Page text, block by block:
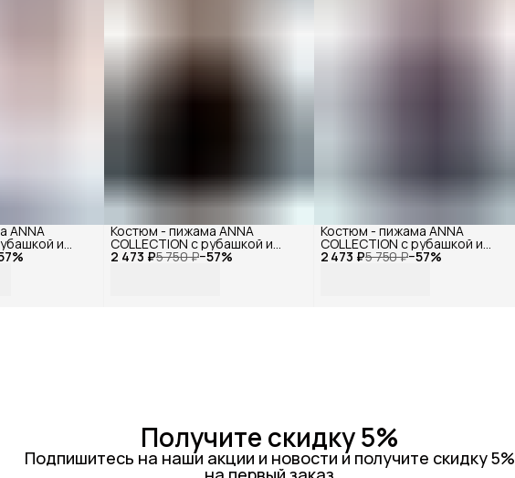
%
ANNA
и
(100% 2 473 ₽5 750 ₽−57%
Костюм - пижама ANNA
COLLECTION с рубашкой и
штанами из муслина (100% 2 473 ₽5 750 ₽−57%
Костюм - пижама ANNA
COLLECTION с рубашкой и
штанами из муслина (100%
Получите скидку 5%
Подпишитесь на наши акции и новости и получите скидку 5%